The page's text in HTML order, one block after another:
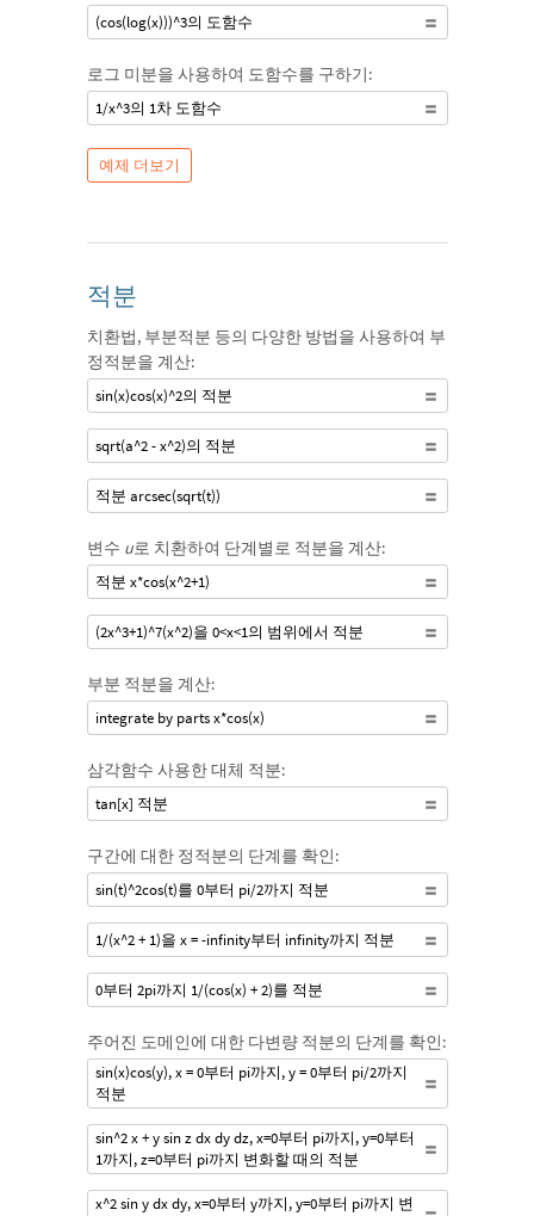
(cos(log(x)))^3의 도함수
로그 미분을 사용하여 도함수를 구하기:
1/x^3의 1차 도함수
예제 더보기
적분
치환법, 부분적분 등의 다양한 방법을 사용하여 부
정적분을 계산:
sin(x)cos(x)^2의 적분
sqrt(a^2 - x^2)의 적분
적분 arcsec(sqrt(t))
변수 u로 치환하여 단계별로 적분을 계산:
적분 x*cos(x^2+1)
(2x^3+1)^7(x^2)을 0<x<1의 범위에서 적분
부분 적분을 계산:
integrate by parts x*cos(x)
삼각함수 사용한 대체 적분:
tan[x] 적분
구간에 대한 정적분의 단계를 확인:
sin(t)^2cos(t)를 0부터 pi/2까지 적분
1/(x^2 + 1)을 x = -infinity부터 infinity까지 적분
0부터 2pi까지 1/(cos(x) + 2)를 적분
주어진 도메인에 대한 다변량 적분의 단계를 확인:
sin(x)cos(y), x = 0부터 pi까지, y = 0부터 pi/2까지
적분
sin^2 x + y sin z dx dy dz, x=0부터 pi까지, y=0부터
1까지, z=0부터 pi까지 변화할 때의 적분
x^2 sin y dx dy, x=0부터 y까지, y=0부터 pi까지 변